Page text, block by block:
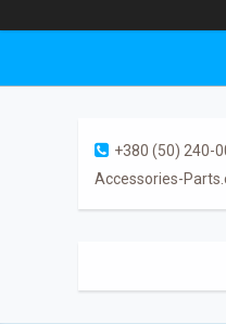
+380 (50) 240-
Accessories-